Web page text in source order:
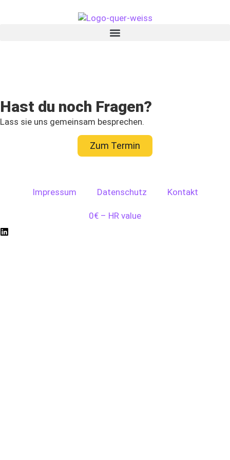
Hast du noch Fragen?
Lass sie uns gemeinsam besprechen.
Zum Termin
Impressum Datenschutz Kontakt
0€ – HR value